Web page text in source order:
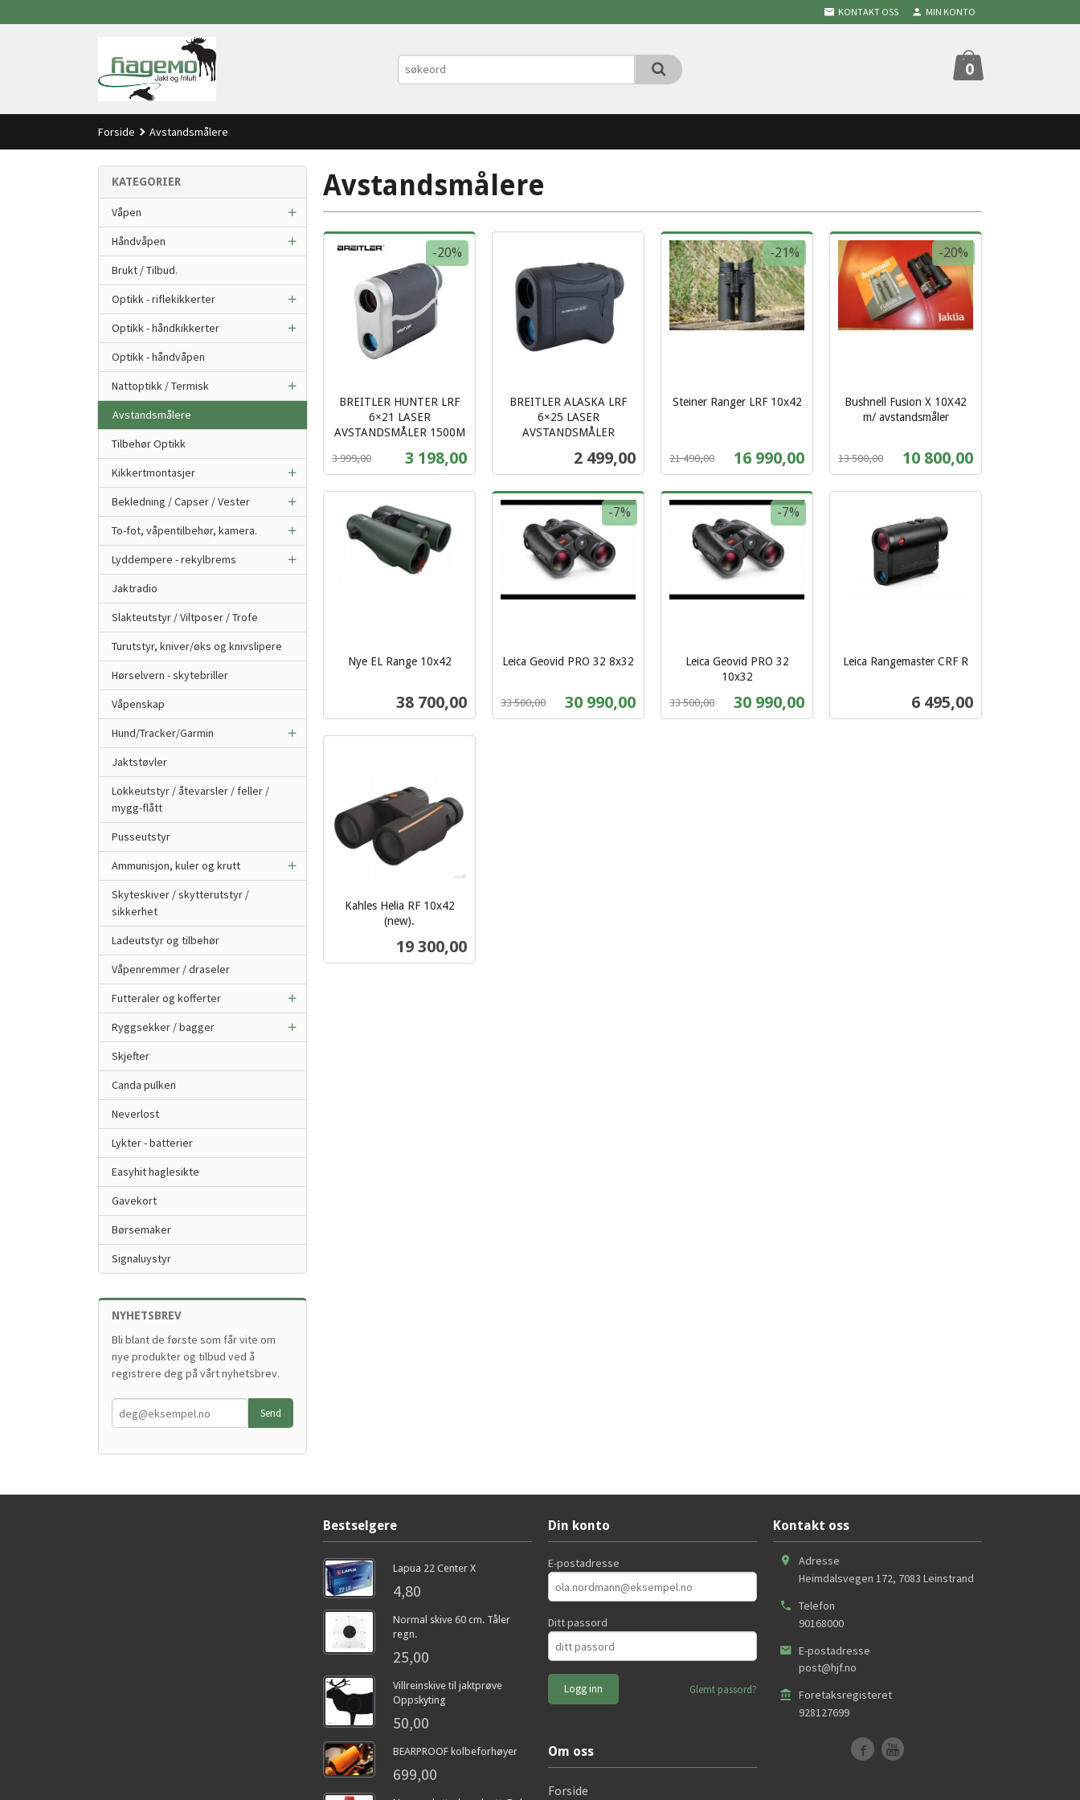
til
KONTAKT OSS MIN KONTO
0
Forside Avstandsmålere
Avstandsmålere
BREITLER HUNTER LRF
6×21 LASER
AVSTANDSMÅLER 1500M
Tilbud
3 198,00
3 999,00
-20%
mva.
Kjøp
BREITLER ALASKA LRF
6×25 LASER
AVSTANDSMÅLER
Pris
2 499,00
Kjøp
Steiner Ranger LRF 10x42
Tilbud
16 990,00
21 490,00
-21%
Kjøp
Bushnell Fusion X 10X42
m/ avstandsmåler
Tilbud
10 800,00
13 500,00
-20%
Nye EL Range 10x42
Pris
38 700,00
Leica Geovid PRO 32 8x32
Tilbud
30 990,00
33 500,00
-7%
Leica Geovid PRO 32
10x32
Tilbud
30 990,00
33 500,00
-7%
mva.
Leica Rangemaster CRF R
Pris
6 495,00
Kahles Helia RF 10x42
(new).
Pris
19 300,00
KATEGORIER
Våpen
Håndvåpen
Brukt / Tilbud.
Optikk - riflekikkerter
Optikk - håndkikkerter
Optikk - håndvåpen
Nattoptikk / Termisk
Avstandsmålere
Tilbehør Optikk
Kikkertmontasjer
Bekledning / Capser / Vester
To-fot, våpentilbehør, kamera.
Lyddempere - rekylbrems
Jaktradio
Slakteutstyr / Viltposer / Trofe
Turutstyr, kniver/øks og knivslipere
Hørselvern - skytebriller
Våpenskap
Hund/Tracker/Garmin
Jaktstøvler
Lokkeutstyr / åtevarsler / feller /
mygg-flått
Pusseutstyr
Ammunisjon, kuler og krutt
Skyteskiver / skytterutstyr /
sikkerhet
Ladeutstyr og tilbehør
Våpenremmer / draseler
Futteraler og kofferter
Ryggsekker / bagger
Skjefter
Canda pulken
Neverlost
Lykter - batterier
Easyhit haglesikte
Gavekort
Børsemaker
Signaluystyr
NYHETSBREV
Bli blant de første som får vite om
nye produkter og tilbud ved å
registrere deg på vårt nyhetsbrev.
Bestselgere
Lapua 22 Center X
4,80
Normal skive 60 cm. Tåler
regn.
25,00
Villreinskive til jaktprøve
Oppskyting
50,00
BEARPROOF kolbeforhøyer
699,00
Din konto
E-postadresse
Ditt passord
Glemt passord?
Om oss
Forside
Kontakt oss
Adresse
Heimdalsvegen 172, 7083 Leinstrand
Telefon
90168000
E-postadresse
post@hjf.no
Foretaksregisteret
928127699